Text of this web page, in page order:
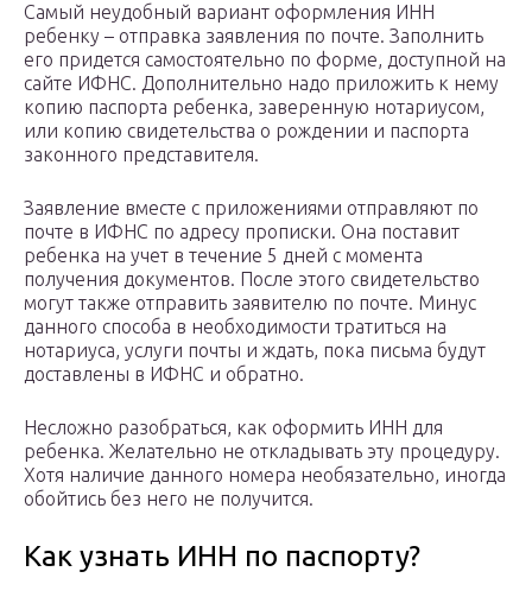
Самый неудобный вариант оформления ИНН
ребенку – отправка заявления по почте. Заполнить
его придется самостоятельно по форме, доступной на
сайте ИФНС. Дополнительно надо приложить к нему
копию паспорта ребенка, заверенную нотариусом,
или копию свидетельства о рождении и паспорта
законного представителя.
Заявление вместе с приложениями отправляют по
почте в ИФНС по адресу прописки. Она поставит
ребенка на учет в течение 5 дней с момента
получения документов. После этого свидетельство
могут также отправить заявителю по почте. Минус
данного способа в необходимости тратиться на
нотариуса, услуги почты и ждать, пока письма будут
доставлены в ИФНС и обратно.
Несложно разобраться, как оформить ИНН для
ребенка. Желательно не откладывать эту процедуру.
Хотя наличие данного номера необязательно, иногда
обойтись без него не получится.
Как узнать ИНН по паспорту?